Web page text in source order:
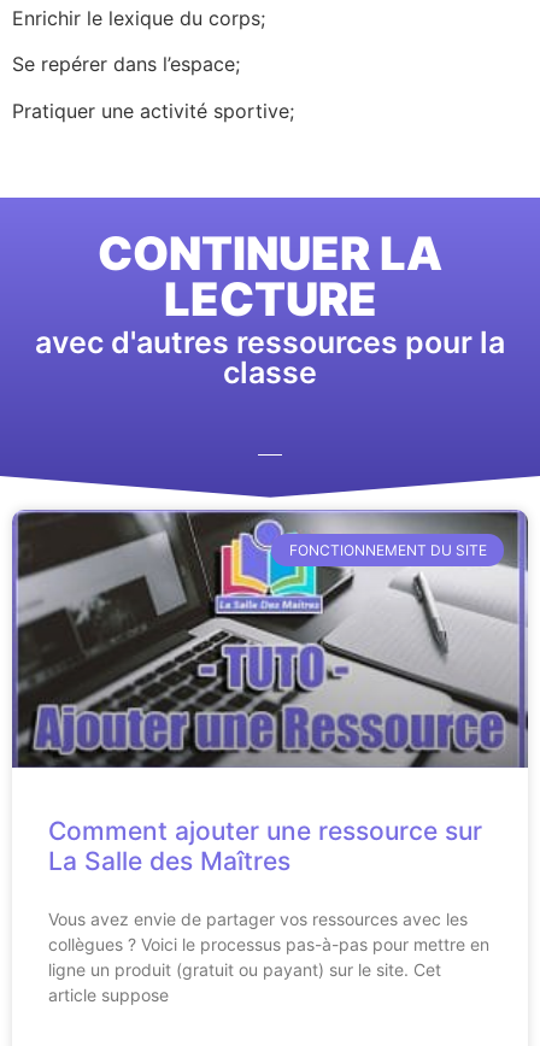
Enrichir le lexique du corps;
Se repérer dans l’espace;
Pratiquer une activité sportive;
CONTINUER LA
LECTURE
avec d'autres ressources pour la
classe
FONCTIONNEMENT DU SITE
Comment ajouter une ressource sur
La Salle des Maîtres
Vous avez envie de partager vos ressources avec les
collègues ? Voici le processus pas-à-pas pour mettre en
ligne un produit (gratuit ou payant) sur le site. Cet
article suppose